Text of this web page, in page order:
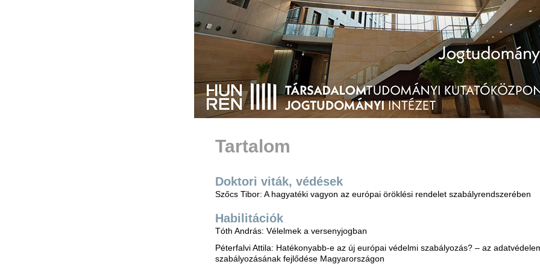
Tartalom
Doktori viták, védések
Szőcs Tibor: A hagyatéki vagyon az európai öröklési rendelet szabályrendszerében
Habilitációk
Tóth András: Vélelmek a versenyjogban
Péterfalvi Attila: Hatékonyabb-e az új európai védelmi szabályozás? – az
szabályozásának fejlődése Magyarországon